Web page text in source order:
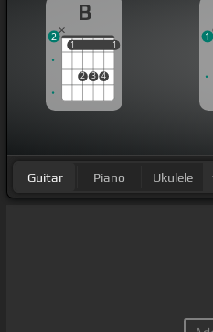
B
1
2 3 4
1
1 1
2 1
Guitar Piano Ukulele